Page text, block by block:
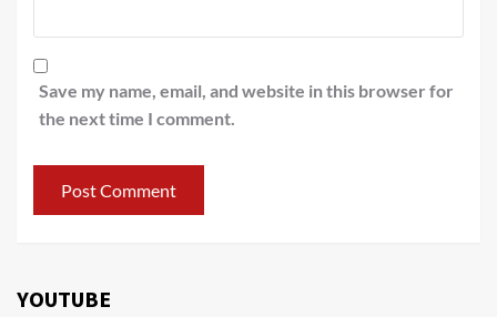
Save my name, email, and website in this browser for
the next time I comment.
YOUTUBE